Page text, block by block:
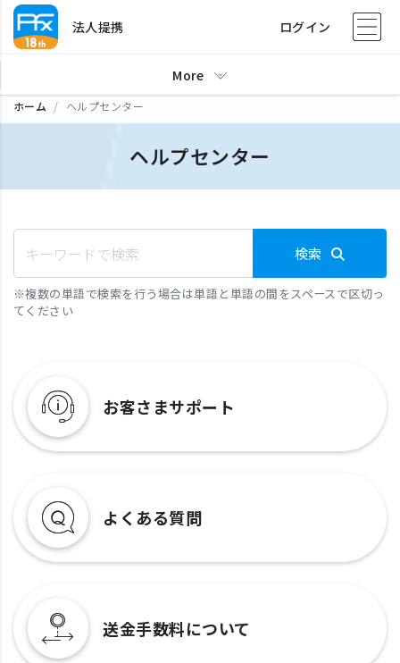
法人提携 ログイン
More
ホーム ヘルプセンター
ヘルプセンター
検索
※複数の単語で検索を行う場合は単語と単語の間をスペースで区切っ
てください
お客さまサポート
よくある質問
送金手数料について